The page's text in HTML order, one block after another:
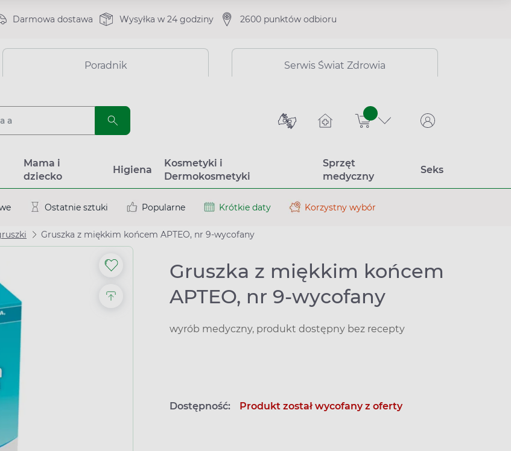
Darmowa dostawa Wysyłka w 24 godziny 2600 punktów odbioru
Poradnik Serwis Świat Zdrowia
sztuk
Mama i
dziecko
Higiena
Kosmetyki i
Dermokosmetyki
Sprzęt
medyczny
Seks
Ostatnie sztuki Popularne Krótkie daty Korzystny wybór
Gruszka z miękkim końcem APTEO, nr 9-wycofany
Gruszka z miękkim końcem
APTEO, nr 9-wycofany
wyrób medyczny, produkt dostępny bez recepty
Dostępność: Produkt został wycofany z oferty